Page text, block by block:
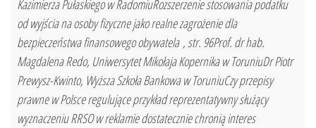
Kazimierza Pułaskiego w RadomiuRozszerzenie stosowania podatku
od wyjścia na osoby fizyczne jako realne zagrożenie dla
bezpieczeństwa finansowego obywatela , str. 96Prof. dr hab.
Magdalena Redo, Uniwersytet Mikołaja Kopernika w ToruniuDr Piotr
Prewysz-Kwinto, Wyższa Szkoła Bankowa w ToruniuCzy przepisy
prawne w Polsce regulujące przykład reprezentatywny służący
wyznaczeniu RRSO w reklamie dostatecznie chronią interes